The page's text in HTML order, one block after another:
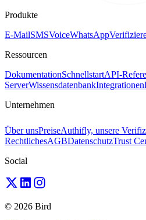
Produkte
E-MailSMSVoiceWhatsApp
Ressourcen
DokumentationSchnellstartAPI-
ServerWissensdatenbankIntegrationen
Unternehmen
Über unsPreiseAuthifly, unsere
RechtlichesAGBDatenschutzTrust
Social
© 2026 Bird